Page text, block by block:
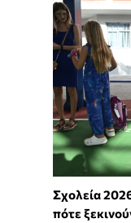
Σχολεία
πότε